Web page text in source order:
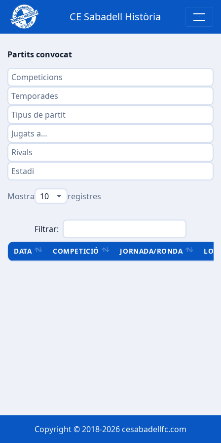
CE Sabadell Història
Partits convocat
Mostra registres
Filtrar:
DATA COMPETICIÓ JORNADA/RONDA
Copyright © 2018-2026 cesabadellfc.com